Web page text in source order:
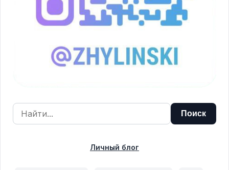
Личный блог